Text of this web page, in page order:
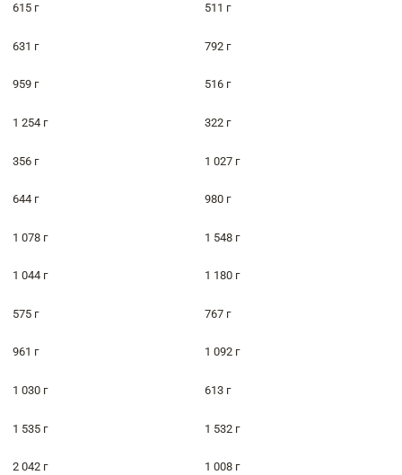
615 г 511 г
631 г 792 г
959 г 516 г
1 254 г 322 г
356 г 1 027 г
644 г 980 г
1 078 г 1 548 г
1 044 г 1 180 г
575 г 767 г
961 г 1 092 г
1 030 г 613 г
1 535 г 1 532 г
2 042 г 1 008 г